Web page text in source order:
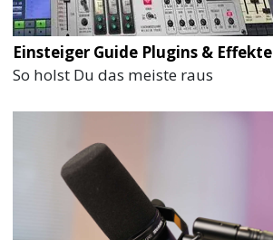
Einsteiger Guide Plugins & Effekte
So holst Du das meiste raus